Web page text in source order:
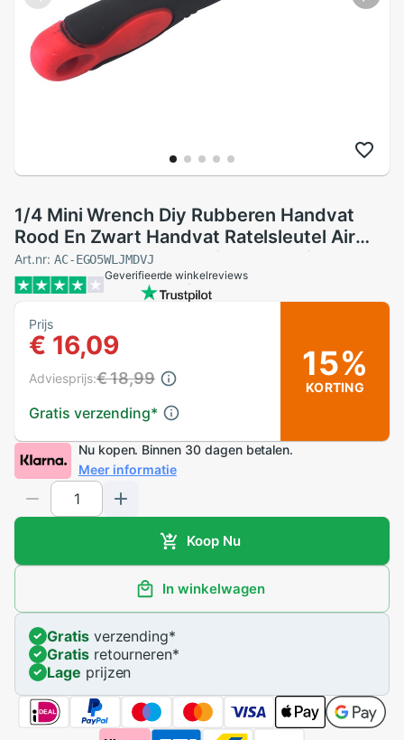
1/4 Mini Wrench Diy Rubberen Handvat
Rood En Zwart Handvat Ratelsleutel Air
Handvat Hoofd Schroef Mes Staaf 6.35
Art.nr: AC-EGO5WLJMDVJ
Geverifieerde winkelreviews
Prijs
€ 16,09
Gratis verzending*
Adviesprijs:€ 18,99 15%
KORTING
Nu kopen. Binnen 30 dagen betalen.
Meer informatie
Koop Nu
In winkelwagen
Gratisverzending*
Gratisretourneren*
Lage prijzen